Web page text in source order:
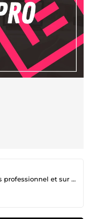
Création de site WordPress professionnel et sur mesure